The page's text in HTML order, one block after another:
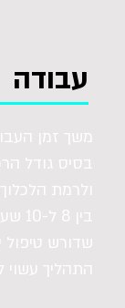
עבודה
משך זמן
בסיס גודל
ולרמת
שדורש טיפול
התהליך עשוי